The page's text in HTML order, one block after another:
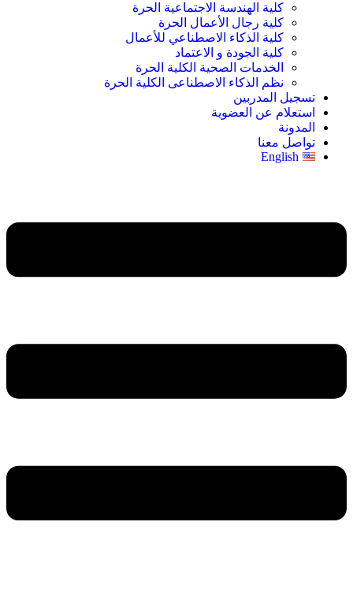
كلية الهندسة الاجتماعية الحرة
كلية رجال الأعمال الحرة
كلية الذكاء الاصطناعي للأعمال
كلية الجودة و الاعتماد
الخدمات الصحية الكلية الحرة
نظم الذكاء الاصطناعى الكلية الحرة
تسجيل المدربين
استعلام عن العضوية
المدونة
تواصل معنا
English